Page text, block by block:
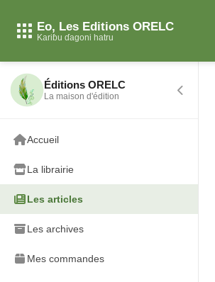
Eo, Les Editions ORELC
Kariɓu ɗagoni hatru
Éditions ORELC
La maison d'édition
Accueil
La librairie
Les articles
Les archives
Mes commandes